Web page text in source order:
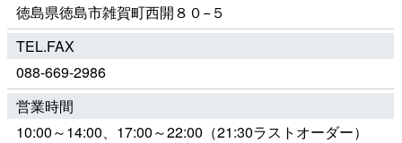
徳島県徳島市雑賀町西開８０−５
TEL.FAX
088-669-2986
営業時間
10:00～14:00、17:00～22:00（21:30ラストオーダー）